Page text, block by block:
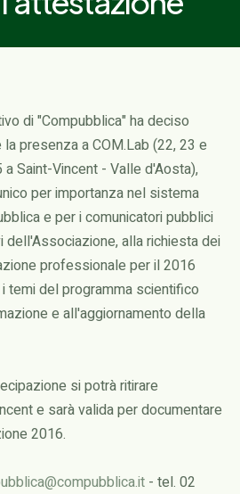
di "Compubblica" ha deciso
la presenza a COM.Lab (22, 23 e
Saint-Vincent - Valle d'Aosta),
per importanza nel sistema
e per i comunicatori pubblici
alla richiesta dei
professionale per il 2016
temi del programma scientifico
e all'aggiornamento della
si potrà ritirare
e sarà valida per documentare
2016.
- tel. 02